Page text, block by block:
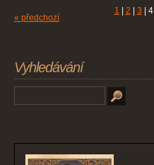
« předchozí
1 2 3 4
Vyhledávání